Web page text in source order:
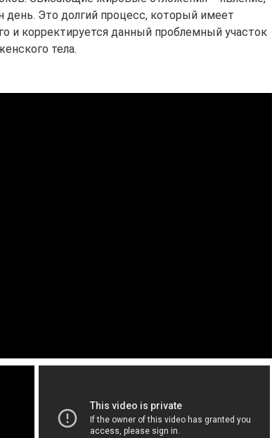
день. Это долгий процесс, который имеет
и корректируется данный проблемный участок
тела.